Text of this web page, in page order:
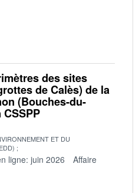
des sites
de Calès) de la
(Bouches-du-
ET DU
ligne: juin 2026
Affaire